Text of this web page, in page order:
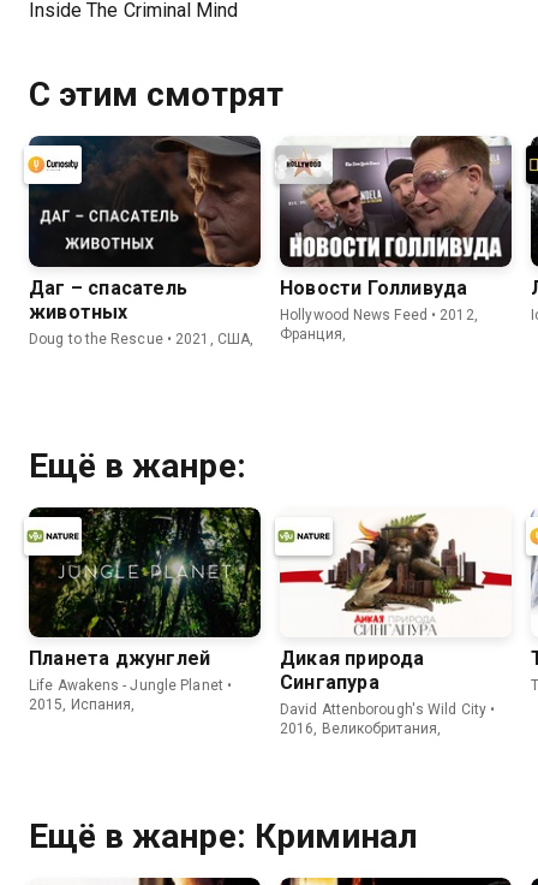
Inside The Criminal Mind
С этим смотрят
Даг – спасатель
животных
Doug to the Rescue • 2021, США,
Новости Голливуда
Hollywood News Feed • 2012,
Франция,
Ещё в жанре:
Планета джунглей
Life Awakens - Jungle Planet •
2015, Испания,
Дикая природа
Сингапура
David Attenborough's Wild City •
2016, Великобритания,
Ещё в жанре: Криминал